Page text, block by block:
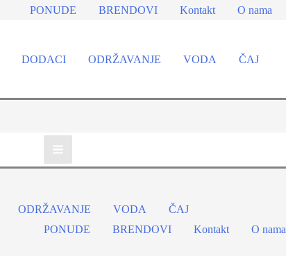
PONUDE BRENDOVI Kontakt O nama
DODACI ODRŽAVANJE VODA ČAJ
ODRŽAVANJE VODA
ČAJ
PONUDE
BRENDOVI Kontakt O nama